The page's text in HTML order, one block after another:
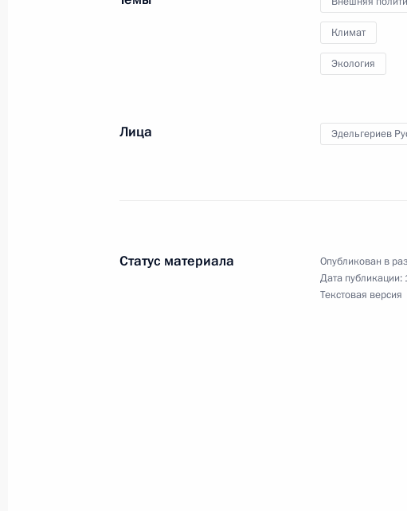
24 октября 2025 года, пятница
Встреча с руководителем Федеральной
23 октября 2025 года, четверг
Климат
Экология
Лица Эдельгериев
Статус материала Опубликован в
Дата публикации:
Текстовая версия